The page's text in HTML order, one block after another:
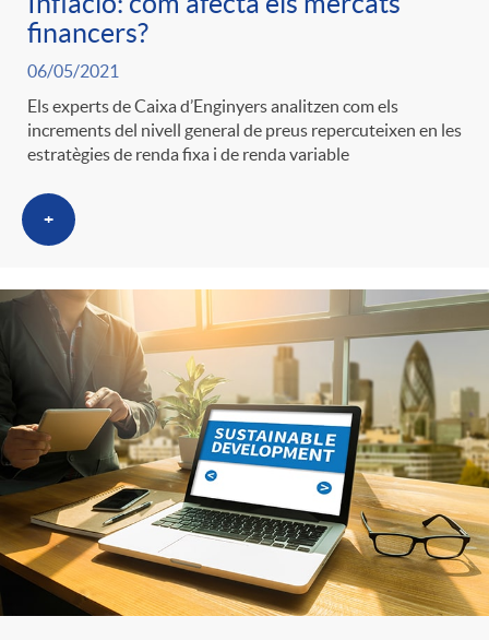
e
g
o
r
i
a
s
financers?
06/05/2021
Els experts de Caixa d’Enginyers analitzen com els
increments del nivell general de preus repercuteixen en les
estratègies de renda fixa i de renda variable
+